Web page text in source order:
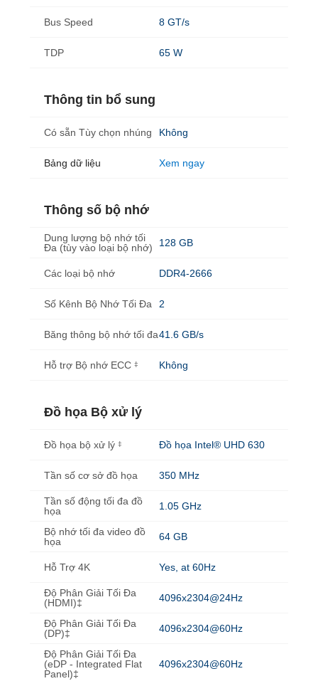
Bus Speed 8 GT/s
TDP 65 W
Thông tin bổ sung
Có sẵn Tùy chọn nhúng Không
Bảng dữ liệu Xem ngay
Thông số bộ nhớ
Dung lượng bộ nhớ tối
Đa (tùy vào loại bộ nhớ)
128 GB
Các loại bộ nhớ DDR4-2666
Số Kênh Bộ Nhớ Tối Đa 2
Băng thông bộ nhớ tối đa41.6 GB/s
Hỗ trợ Bộ nhớ ECC ‡ Không
Đồ họa Bộ xử lý
Đồ họa bộ xử lý ‡ Đồ họa Intel® UHD 630
Tần số cơ sở đồ họa 350 MHz
Tần số động tối đa đồ
họa
1.05 GHz
Bộ nhớ tối đa video đồ
họa
64 GB
Hỗ Trợ 4K Yes, at 60Hz
Độ Phân Giải Tối Đa
(HDMI)‡
4096x2304@24Hz
Độ Phân Giải Tối Đa
(DP)‡
4096x2304@60Hz
Độ Phân Giải Tối Đa
(eDP - Integrated Flat
Panel)‡
4096x2304@60Hz